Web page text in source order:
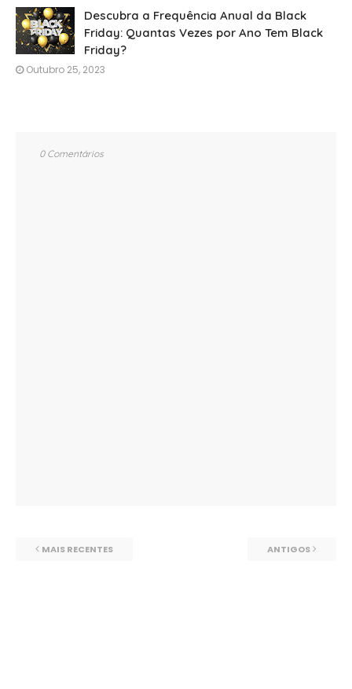
Descubra a Frequência Anual da Black
Friday: Quantas Vezes por Ano Tem Black
Friday?
Outubro 25, 2023
0 Comentários
MAIS RECENTES ANTIGOS